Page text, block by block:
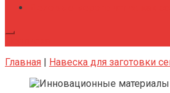
Главная | Навеска для заготовки